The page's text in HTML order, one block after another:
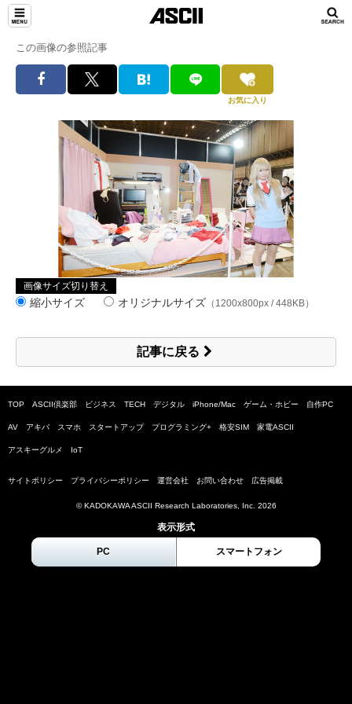
この画像の参照記事
お気に入り
画像サイズ切り替え
縮小サイズ オリジナルサイズ （1200x800px / 448KB）
記事に戻る
TOP ASCII倶楽部 ビジネス TECH デジタル iPhone/Mac ゲーム・ホビー 自作PC
AV アキバ スマホ スタートアップ プログラミング+ 格安SIM 家電ASCII
アスキーグルメ IoT
サイトポリシー プライバシーポリシー 運営会社 お問い合わせ 広告掲載
© KADOKAWA ASCII Research Laboratories, Inc. 2026
表示形式
PC スマートフォン